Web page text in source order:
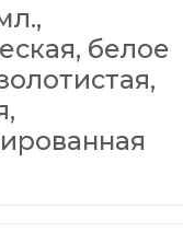
белое